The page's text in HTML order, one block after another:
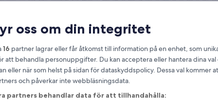
Shop in Marrakech and What
oss om din integritet
16 partner lagrar eller får åtkomst till information på en enhet, som
att behandla personuppgifter. Du kan acceptera eller hantera dina
eller när som helst på sidan för dataskyddspolicy. Dessa val kommer
och påverkar inte webbläsningsdata.
partners behandlar data för att tillhandahålla: